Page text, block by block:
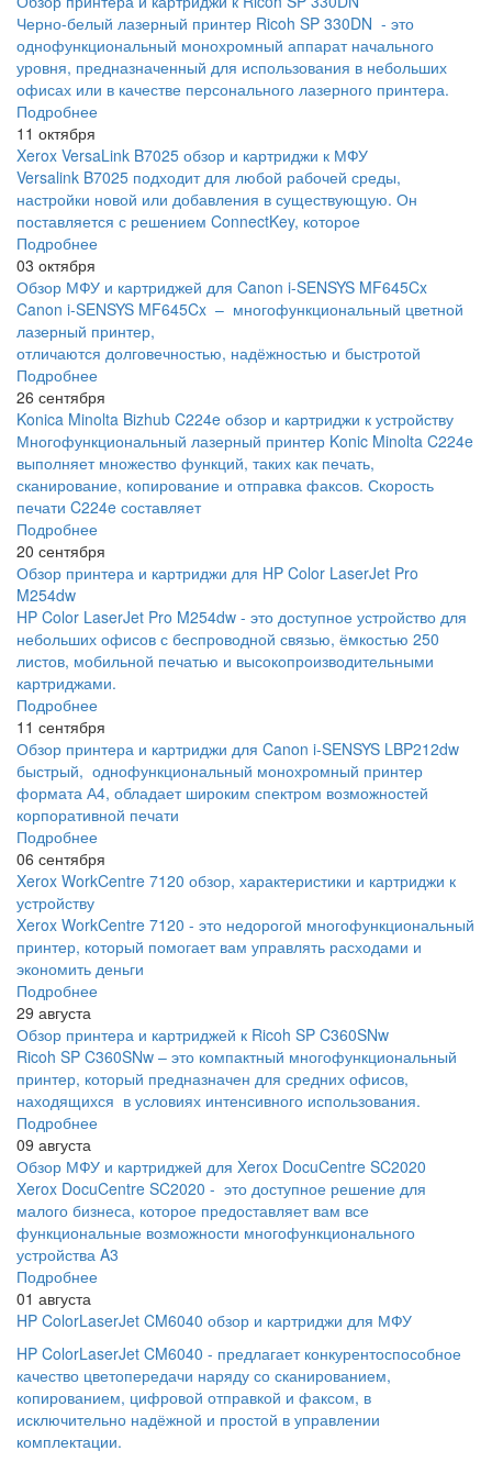
Черно-белый лазерный принтер Ricoh SP 330DN - это
однофункциональный монохромный аппарат начального
уровня, предназначенный для использования в небольших
офисах или в качестве персонального лазерного принтера.
Подробнее
11 октября
Xerox VersaLink B7025 обзор и картриджи к МФУ
Versalink B7025 подходит для любой рабочей среды,
настройки новой или добавления в существующую. Он
поставляется с решением ConnectKey, которое
Подробнее
03 октября
Обзор МФУ и картриджей для Canon i-SENSYS MF645Cx
Canon i-SENSYS MF645Cx – многофункциональный цветной
лазерный принтер,
отличаются долговечностью, надёжностью и быстротой
Подробнее
26 сентября
Konica Minolta Bizhub C224e обзор и картриджи к устройству
Многофункциональный лазерный принтер Konic Minolta C224e
выполняет множество функций, таких как печать,
сканирование, копирование и отправка факсов. Скорость
печати C224e составляет
Подробнее
20 сентября
Обзор принтера и картриджи для HP Color LaserJet Pro
M254dw
HP Color LaserJet Pro M254dw - это доступное устройство для
небольших офисов с беспроводной связью, ёмкостью 250
листов, мобильной печатью и высокопроизводительными
картриджами.
Подробнее
11 сентября
Обзор принтера и картриджи для Canon i-SENSYS LBP212dw
быстрый, однофункциональный монохромный принтер
формата А4, обладает широким спектром возможностей
корпоративной печати
Подробнее
06 сентября
Xerox WorkCentre 7120 обзор, характеристики и картриджи к
устройству
Xerox WorkCentre 7120 - это недорогой многофункциональный
принтер, который помогает вам управлять расходами и
экономить деньги
Подробнее
29 августа
Обзор принтера и картриджей к Ricoh SP C360SNw
Ricoh SP C360SNw – это компактный многофункциональный
принтер, который предназначен для средних офисов,
находящихся в условиях интенсивного использования.
Подробнее
09 августа
Обзор МФУ и картриджей для Xerox DocuCentre SC2020
Xerox DocuCentre SC2020 - это доступное решение для
малого бизнеса, которое предоставляет вам все
функциональные возможности многофункционального
устройства A3
Подробнее
01 августа
HP ColorLaserJet CM6040 обзор и картриджи для МФУ
HP ColorLaserJet CM6040 - предлагает конкурентоспособное
качество цветопередачи наряду со сканированием,
копированием, цифровой отправкой и факсом, в
исключительно надёжной и простой в управлении
комплектации.